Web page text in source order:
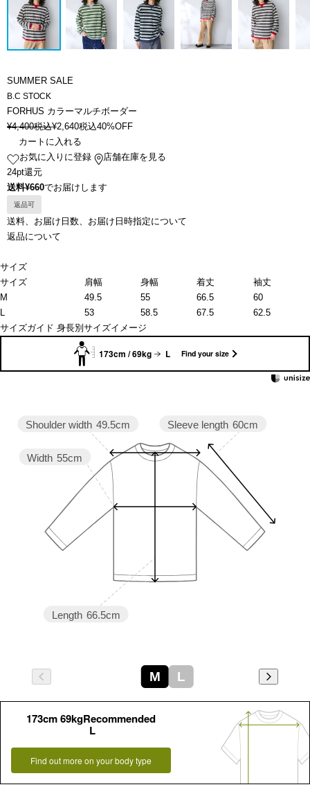
SUMMER SALE
B.C STOCK
FORHUS カラーマルチボーダー
¥4,400税込¥2,640税込40%OFF
カートに入れる
お気に入りに登録
店舗在庫を見る
24pt還元
送料¥660でお届けします
返品可
送料、お届け日数、お届け日時指定について
返品について
サイズ
サイズ
肩幅 身幅 着丈
袖丈
M
49.5 55 66.5
60
L
53 58.5 67.5
62.5
サイズガイド 身長別サイズイメージ
173cm / 69kg L Find your size
Sleeve length 60cm
Length 66.5cm
Width 55cm
Shoulder width 49.5cm
M L
173cm 69kgRecommended
L
Find out more on your body type